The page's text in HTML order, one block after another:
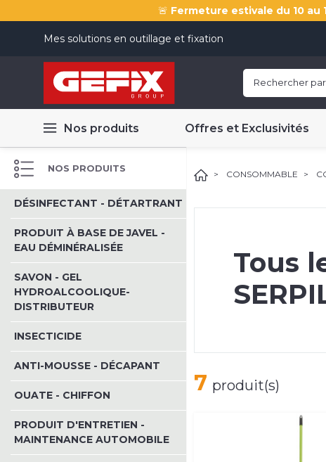
🚨 Fermeture estivale du 10
Mes solutions en outillage et fixation
Nos produits Offres et Exclusivités
NOS PRODUITS
DÉSINFECTANT - DÉTARTRANT
PRODUIT À BASE DE JAVEL -
EAU DÉMINÉRALISÉE
SAVON - GEL
HYDROALCOOLIQUE-
DISTRIBUTEUR
INSECTICIDE
ANTI-MOUSSE - DÉCAPANT
OUATE - CHIFFON
PRODUIT D'ENTRETIEN -
MAINTENANCE AUTOMOBILE
CONSOMMABLE
Tous
7 produit(s)